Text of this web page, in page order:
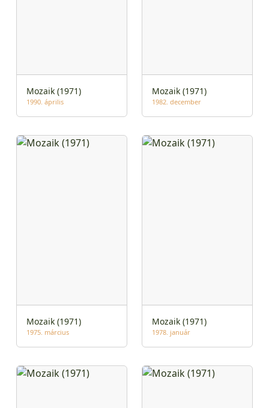
Mozaik (1971)
1990. április
Mozaik (1971)
1982. december
Mozaik (1971)
1975. március
Mozaik (1971)
1978. január